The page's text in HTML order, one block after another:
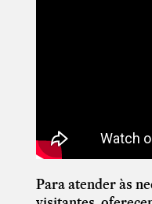
Para atender às